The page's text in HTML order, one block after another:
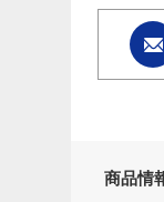
商品情